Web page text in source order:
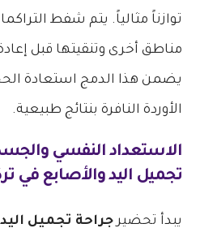
توازناً مثالياً. يتم شفط
مناطق أخرى وتنقيتها قبل
يضمن هذا الدمج استعادة
الأوردة النافرة بنتائج طبيعية.
الاستعداد النفسي
تجميل اليد والأصابع في
يبدأ تحضيرجراحة تجميل